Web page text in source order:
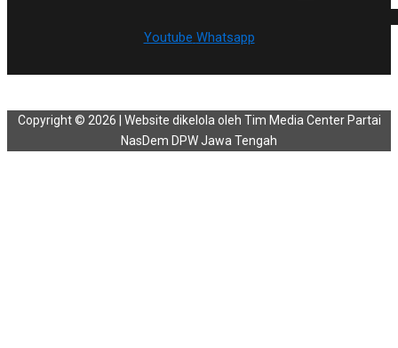
Youtube Whatsapp
Copyright © 2026 | Website dikelola oleh Tim Media Center Partai
NasDem DPW Jawa Tengah